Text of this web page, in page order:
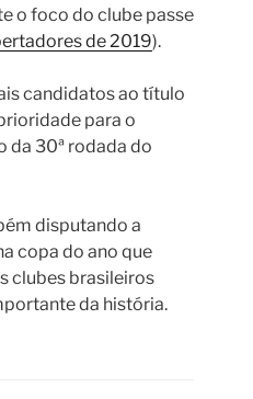
o foco do clube passe
de 2019).
candidatos ao título
para o
da 30ª rodada do
disputando a
copa do ano que
clubes brasileiros
da história.